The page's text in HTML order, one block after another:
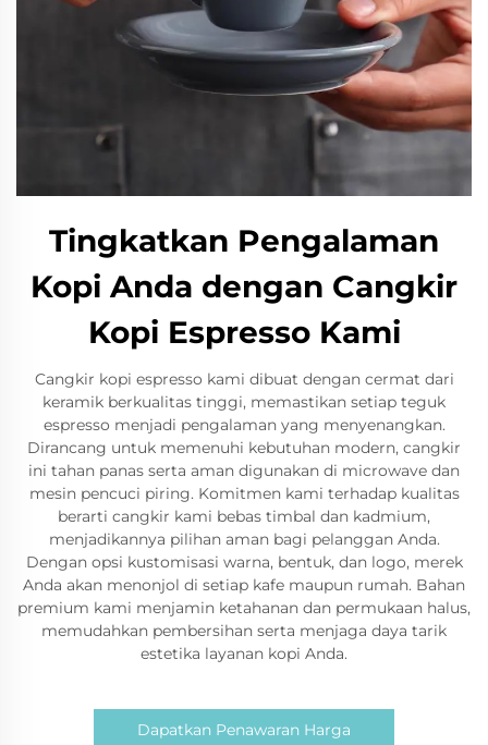
Tingkatkan Pengalaman
Kopi Anda dengan Cangkir
Kopi Espresso Kami
Cangkir kopi espresso kami dibuat dengan cermat dari
keramik berkualitas tinggi, memastikan setiap teguk
espresso menjadi pengalaman yang menyenangkan.
Dirancang untuk memenuhi kebutuhan modern, cangkir
ini tahan panas serta aman digunakan di microwave dan
mesin pencuci piring. Komitmen kami terhadap kualitas
berarti cangkir kami bebas timbal dan kadmium,
menjadikannya pilihan aman bagi pelanggan Anda.
Dengan opsi kustomisasi warna, bentuk, dan logo, merek
Anda akan menonjol di setiap kafe maupun rumah. Bahan
premium kami menjamin ketahanan dan permukaan halus,
memudahkan pembersihan serta menjaga daya tarik
estetika layanan kopi Anda.
Dapatkan Penawaran Harga